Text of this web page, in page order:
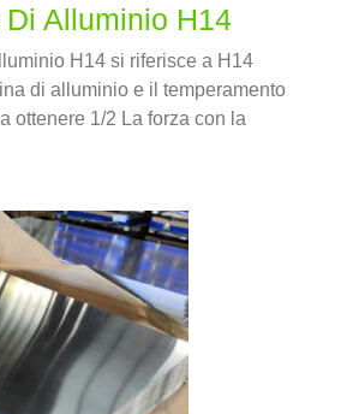
Alluminio H14
H14 si riferisce a H14
di alluminio e il temperamento
ottenere 1/2 La forza con la